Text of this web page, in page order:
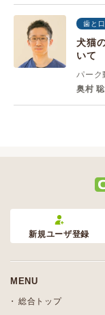
歯と
犬猫
いて
パーク
奥村
新規ユーザ登録
MENU
総合トップ